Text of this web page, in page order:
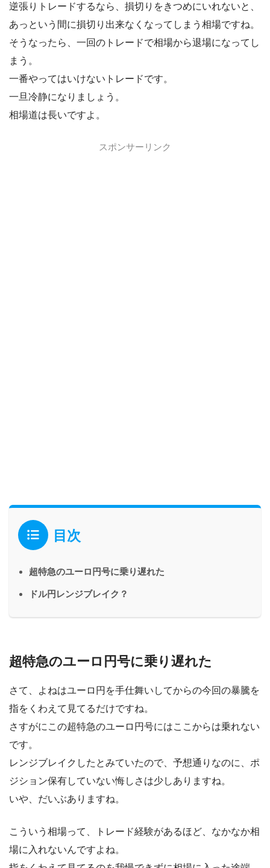
逆張りトレードするなら、損切りをきつめにいれないと、
あっという間に損切り出来なくなってしまう相場ですね。
そうなったら、一回のトレードで相場から退場になってし
まう。
一番やってはいけないトレードです。
一旦冷静になりましょう。
相場道は長いですよ。
スポンサーリンク
目次
超特急のユーロ円号に乗り遅れた
ドル円レンジブレイク？
超特急のユーロ円号に乗り遅れた
さて、よねはユーロ円を手仕舞いしてからの今回の暴騰を
指をくわえて見てるだけですね。
さすがにこの超特急のユーロ円号にはここからは乗れない
です。
レンジブレイクしたとみていたので、予想通りなのに、ポ
ジション保有していない悔しさは少しありますね。
いや、だいぶありますね。
こういう相場って、トレード経験があるほど、なかなか相
場に入れないんですよね。